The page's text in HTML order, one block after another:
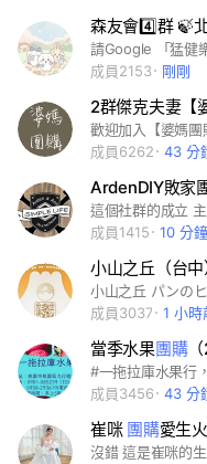
成員2153
剛剛
2群傑克夫妻【
成員6262
43 分
ArdenDIY敗家
成員1415
10 分
小山之丘（台
成員3037
1 小時
當季水果團購（
#一拖拉庫水果行
成員3456
43 分
崔咪 團購愛生